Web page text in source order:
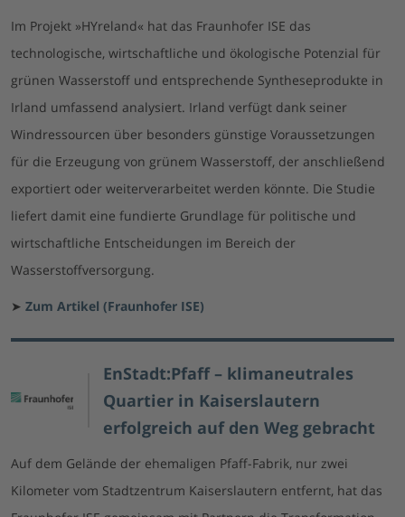
Im Projekt »HYreland« hat das Fraunhofer ISE das
technologische, wirtschaftliche und ökologische Potenzial für
grünen Wasserstoff und entsprechende Syntheseprodukte in
Irland umfassend analysiert. Irland verfügt dank seiner
Windressourcen über besonders günstige Voraussetzungen
für die Erzeugung von grünem Wasserstoff, der anschließend
exportiert oder weiterverarbeitet werden könnte. Die Studie
liefert damit eine fundierte Grundlage für politische und
wirtschaftliche Entscheidungen im Bereich der
Wasserstoffversorgung.
➤ Zum Artikel (Fraunhofer ISE)
EnStadt:Pfaff – klimaneutrales
Quartier in Kaiserslautern
erfolgreich auf den Weg gebracht
Auf dem Gelände der ehemaligen Pfaff-Fabrik, nur zwei
Kilometer vom Stadtzentrum Kaiserslautern entfernt, hat das